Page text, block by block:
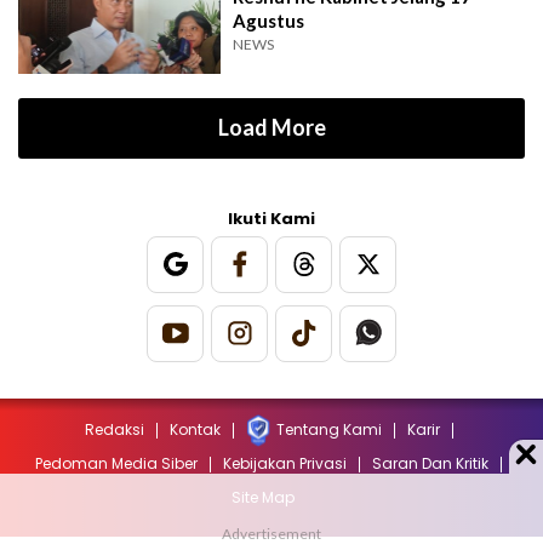
Agustus
NEWS
Load More
Ikuti Kami
Redaksi Kontak Tentang Kami
Karir
Pedoman Media Siber
Kebijakan Privasi
Saran Dan Kritik
Site Map